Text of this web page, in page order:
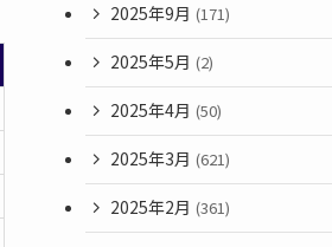
2025年9月 (171)
2025年5月 (2)
2025年4月 (50)
2025年3月 (621)
2025年2月 (361)